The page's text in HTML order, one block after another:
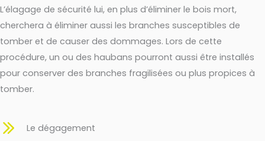
L’élagage de sécurité lui, en plus d’éliminer le bois mort,
cherchera à éliminer aussi les branches susceptibles de
tomber et de causer des dommages. Lors de cette
procédure, un ou des haubans pourront aussi être installés
pour conserver des branches fragilisées ou plus propices à
tomber.
Le dégagement